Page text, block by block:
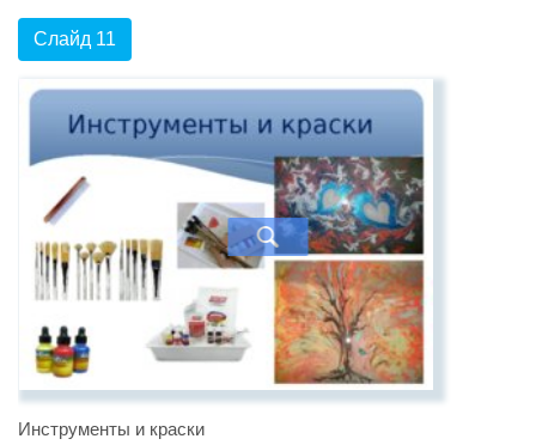
Слайд 11
Инструменты и краски